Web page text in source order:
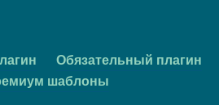
Обязательный плагин
шаблоны